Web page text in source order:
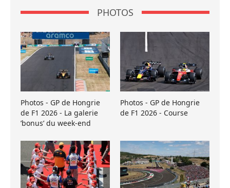
PHOTOS
Photos - GP de Hongrie
de F1 2026 - La galerie
’bonus’ du week-end
Photos - GP de Hongrie
de F1 2026 - Course